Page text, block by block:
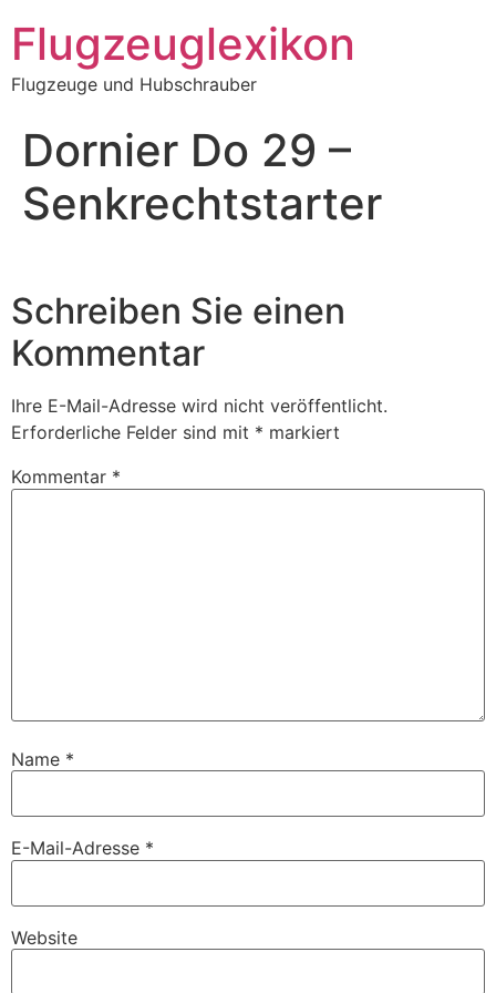
Inhalt
springen
Flugzeuglexikon
Flugzeuge und Hubschrauber
Dornier Do 29 –
Senkrechtstarter
Schreiben Sie einen
Kommentar
Ihre E-Mail-Adresse wird nicht veröffentlicht.
Erforderliche Felder sind mit * markiert
Kommentar *
Name *
E-Mail-Adresse *
Website